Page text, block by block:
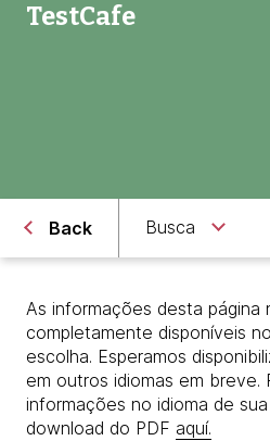
TestCafe
Back Busca
As informações desta página
completamente disponíveis
escolha. Esperamos
em outros idiomas em breve.
informações no idioma de
download do PDF aquí.